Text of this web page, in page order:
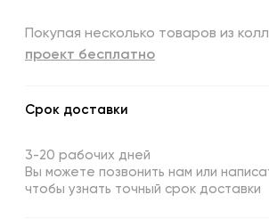
Покупая несколько товаров из
проект бесплатно
Срок доставки
3-20 рабочих дней
Вы можете позвонить нам или
чтобы узнать точный срок доставки